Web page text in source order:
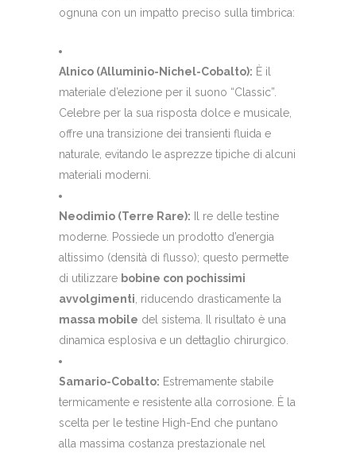
ognuna con un impatto preciso sulla timbrica:
Alnico (Alluminio-Nichel-Cobalto): È il
materiale d’elezione per il suono “Classic”.
Celebre per la sua risposta dolce e musicale,
offre una transizione dei transienti fluida e
naturale, evitando le asprezze tipiche di alcuni
materiali moderni.
Neodimio (Terre Rare): Il re delle testine
moderne. Possiede un prodotto d’energia
altissimo (densità di flusso); questo permette
di utilizzare bobine con pochissimi
avvolgimenti , riducendo drasticamente la
massa mobile del sistema. Il risultato è una
dinamica esplosiva e un dettaglio chirurgico.
Samario-Cobalto: Estremamente stabile
termicamente e resistente alla corrosione. È la
scelta per le testine High-End che puntano
alla massima costanza prestazionale nel